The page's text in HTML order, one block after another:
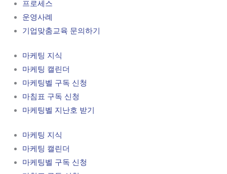
프로세스
운영사례
기업맞춤교육 문의하기
마케팅 지식
마케팅 캘린더
마케팅벨 구독 신청
마침표 구독 신청
마케팅벨 지난호 받기
마케팅 지식
마케팅 캘린더
마케팅벨 구독 신청